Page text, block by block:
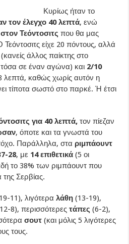
Κυρίως ήταν το
τον έλεγχο 40 λεπτά, ενώ
Τεόντοσιτςπου θα μας
Τεόντοσιτς είχε 20 πόντους, αλλά
(κανείς άλλος παίκτης στο
σε έναν αγώνα) και 2/10
λεπτά, καθώς χωρίς αυτόν η
τίποτα σωστό στο παρκέ. Ή έτσι
για 40 λεπτά, τον πίεζαν
, όποτε και τα γνωστά του
Παράλληλα, στα ριμπάουντ
28, με 14 επιθετικά(5 οι
το 38% των ριμπάουντ που
της Σερβίας.
11), λιγότεραλάθη(13-19),
8), περισσότερεςτάπες(6-2),
σουτ(και μόλις 5 λιγότερες
τους.